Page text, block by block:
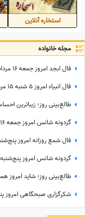
استخاره آنلاین
مجله خانواده
فال ابجد امروز جمعه 16 مرداد 1405 / به آنچه نیت کرده ای میرسی اما باید ...